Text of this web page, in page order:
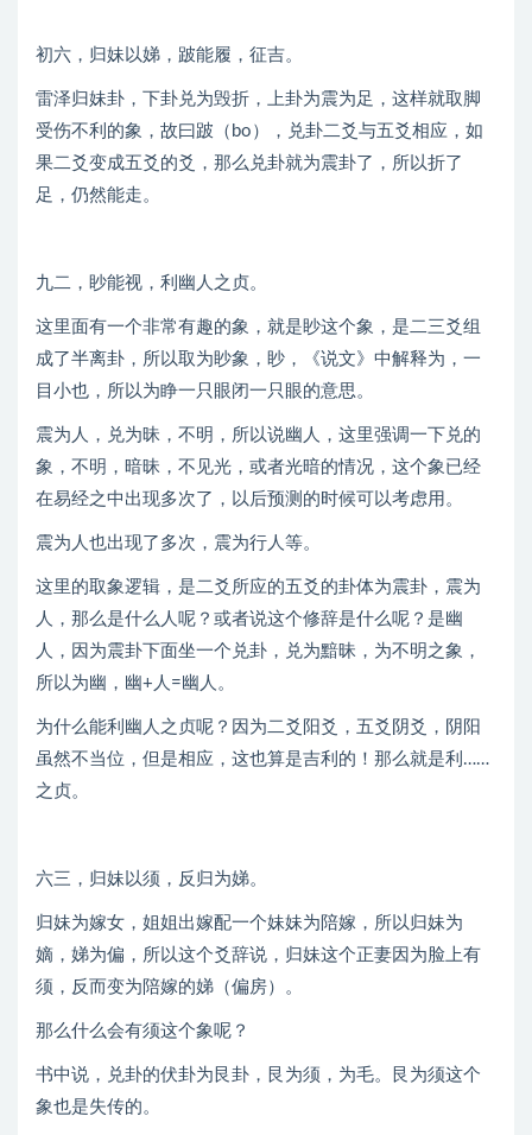
初六，归妹以娣，跛能履，征吉。
雷泽归妹卦，下卦兑为毁折，上卦为震为足，这样就取脚
受伤不利的象，故曰跛（bo），兑卦二爻与五爻相应，如
果二爻变成五爻的爻，那么兑卦就为震卦了，所以折了
足，仍然能走。
九二，眇能视，利幽人之贞。
这里面有一个非常有趣的象，就是眇这个象，是二三爻组
成了半离卦，所以取为眇象，眇，《说文》中解释为，一
目小也，所以为睁一只眼闭一只眼的意思。
震为人，兑为昧，不明，所以说幽人，这里强调一下兑的
象，不明，暗昧，不见光，或者光暗的情况，这个象已经
在易经之中出现多次了，以后预测的时候可以考虑用。
震为人也出现了多次，震为行人等。
这里的取象逻辑，是二爻所应的五爻的卦体为震卦，震为
人，那么是什么人呢？或者说这个修辞是什么呢？是幽
人，因为震卦下面坐一个兑卦，兑为黯昧，为不明之象，
所以为幽，幽+人=幽人。
为什么能利幽人之贞呢？因为二爻阳爻，五爻阴爻，阴阳
虽然不当位，但是相应，这也算是吉利的！那么就是利……
之贞。
六三，归妹以须，反归为娣。
归妹为嫁女，姐姐出嫁配一个妹妹为陪嫁，所以归妹为
嫡，娣为偏，所以这个爻辞说，归妹这个正妻因为脸上有
须，反而变为陪嫁的娣（偏房）。
那么什么会有须这个象呢？
书中说，兑卦的伏卦为艮卦，艮为须，为毛。艮为须这个
象也是失传的。